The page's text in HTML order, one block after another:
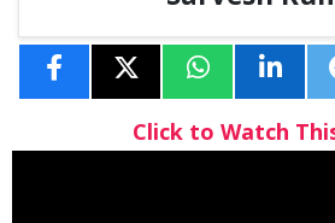
Click to Watch